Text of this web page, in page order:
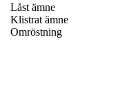
Låst ämne
Klistrat ämne
Omröstning